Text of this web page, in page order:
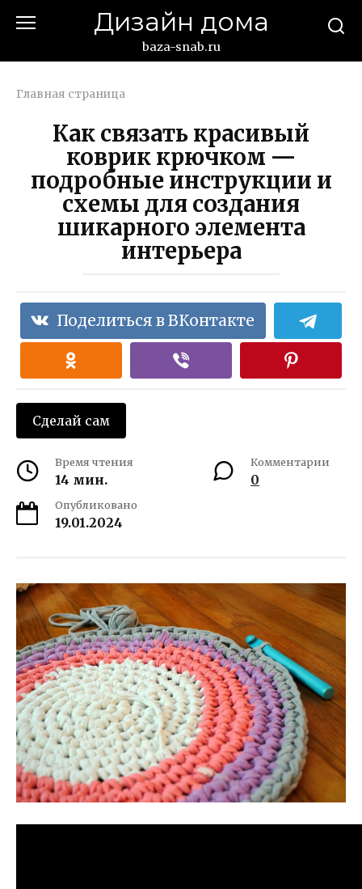
Дизайн дома
baza-snab.ru
Главная страница
Как связать красивый
коврик крючком —
подробные инструкции и
схемы для создания
шикарного элемента
интерьера
Поделиться в ВКонтакте
Сделай сам
Время чтения
14 мин.
Комментарии
0
Опубликовано
19.01.2024